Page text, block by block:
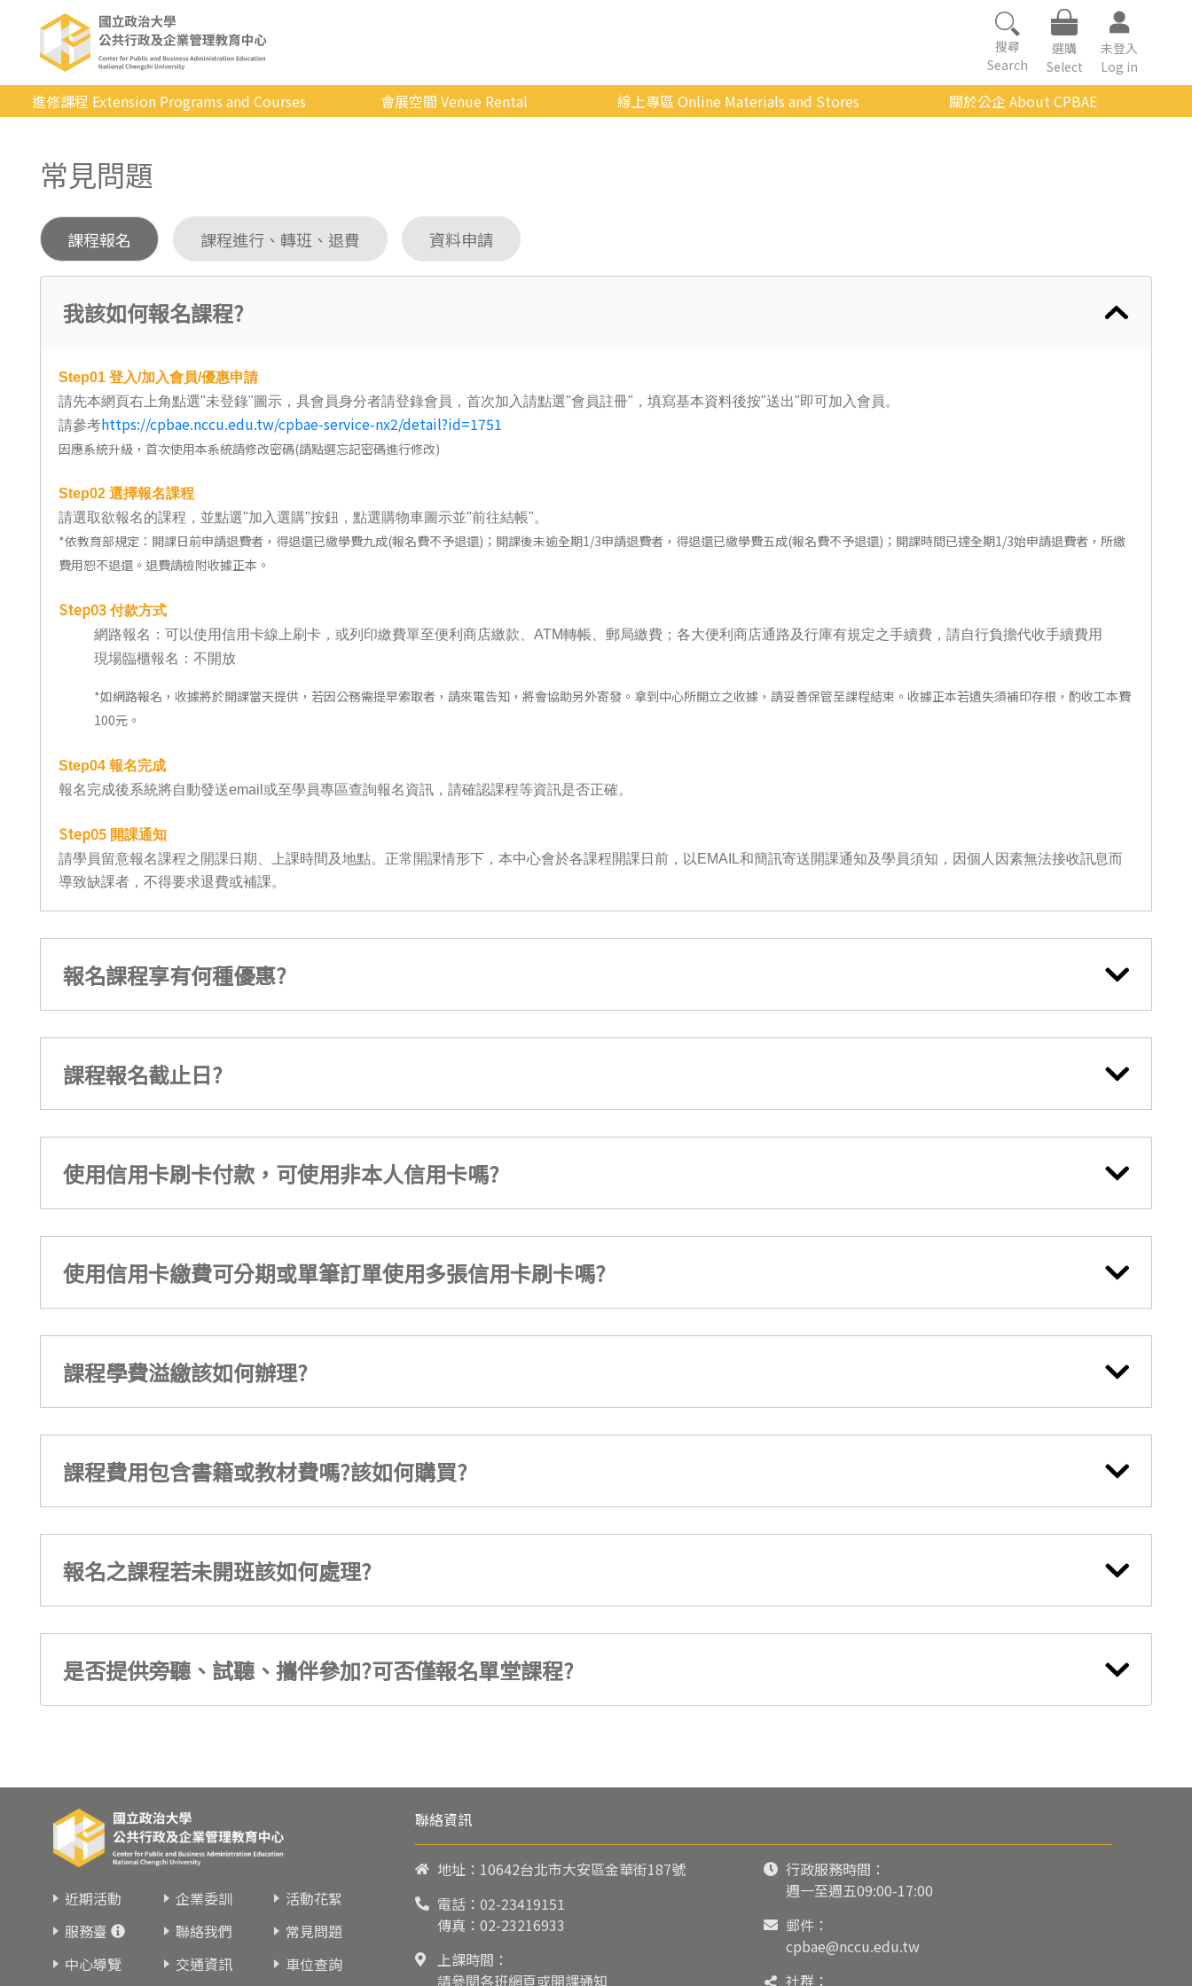
搜尋
Search
選購
Select
未登入
Log in
進修課程 Extension Programs and Courses
專業/學分
商管/永續
科技/生活
健康運動
日韓語
東南亞語
歐語及其他
語言檢定
採購專業
隨班附讀
會展空間 Venue Rental
使用辦法
會展快訊
線上專區 Online Materials and Stores
關於公企 About CPBAE
影音公企
常見問題
課程報名 課程進行、轉班、退費 資料申請
我該如何報名課程?
Step01 登入/加入會員/優惠申請
請先本網頁右上角點選"未登錄"圖示，具會員身分者請登錄會員，首次加入請點選"會員註冊"，填寫基本資料後按"送出"即可加入會員。
請參考https://cpbae.nccu.edu.tw/cpbae-service-nx2/detail?id=1751
因應系統升級，首次使用本系統請修改密碼(請點選忘記密碼進行修改)
Step02 選擇報名課程
請選取欲報名的課程，並點選"加入選購"按鈕，點選購物車圖示並"前往結帳"。
*依教育部規定：開課日前申請退費者，得退還已繳學費九成(報名費不予退還)；開課後未逾全期1/3申請退費者，得退還已繳學費五成(報名費不予退還)；開課時間已達全期1/3始申請退費者，所繳
費用恕不退還。退費請檢附收據正本。
Step03 付款方式
網路報名：可以使用信用卡線上刷卡，或列印繳費單至便利商店繳款、ATM轉帳、郵局繳費；各大便利商店通路及行庫有規定之手續費，請自行負擔代收手續費用
現場臨櫃報名：不開放
*如網路報名，收據將於開課當天提供，若因公務需提早索取者，請來電告知，將會協助另外寄發。拿到中心所開立之收據，請妥善保管至課程結束。收據正本若遺失須補印存根，酌收工本費
100元。
Step04 報名完成
報名完成後系統將自動發送email或至學員專區查詢報名資訊，請確認課程等資訊是否正確。
Step05 開課通知
請學員留意報名課程之開課日期、上課時間及地點。正常開課情形下，本中心會於各課程開課日前，以EMAIL和簡訊寄送開課通知及學員須知，因個人因素無法接收訊息而
導致缺課者，不得要求退費或補課。
報名課程享有何種優惠?
課程報名截止日?
使用信用卡刷卡付款，可使用非本人信用卡嗎?
使用信用卡繳費可分期或單筆訂單使用多張信用卡刷卡嗎?
課程學費溢繳該如何辦理?
課程費用包含書籍或教材費嗎?該如何購買?
報名之課程若未開班該如何處理?
是否提供旁聽、試聽、攜伴參加?可否僅報名單堂課程?
近期活動 企業委訓
活動花絮
服務臺
聯絡我們
常見問題
中心導覽
交通資訊
車位查詢
聯絡資訊
地址：10642台北市大安區金華街187號
電話： 02-23419151
傳真：02-23216933
上課時間：
請參閱各班網頁或開課通知
行政服務時間：
週一至週五09:00-17:00
郵件：
cpbae@nccu.edu.tw
社群：